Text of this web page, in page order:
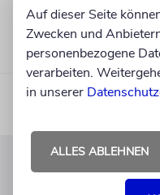
Auf dieser Seite
Zwecken und
personenbezogene
verarbeiten.
in unserer
ALLES ABLEHNEN